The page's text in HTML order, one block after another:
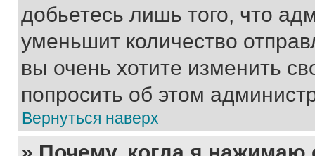
добьетесь лишь того, что
уменьшит количество
вы очень хотите изменить
попросить об этом
Вернуться наверх